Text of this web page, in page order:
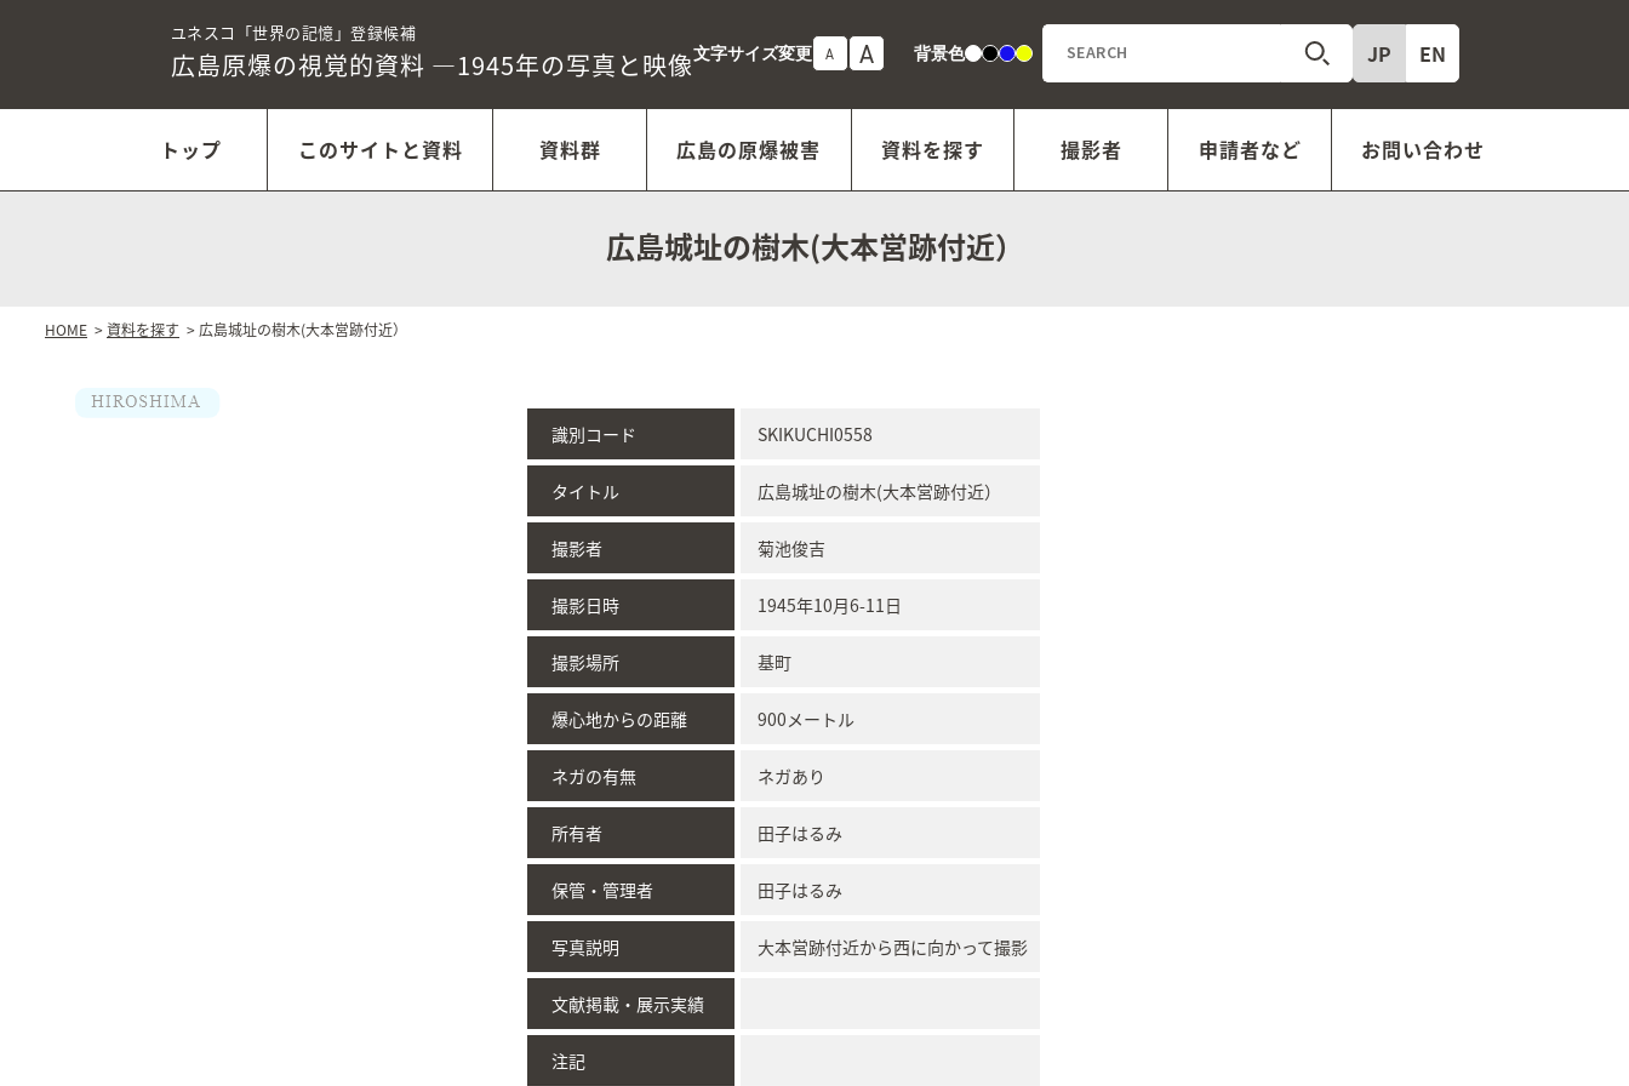
ユネスコ「世界の記憶」登録候補
広島原爆の視覚的資料 ―1945年の写真と映像文字サイズ変更 A A 背景色白黒青黄 EN
JP
トップ このサイトと資料 資料群 広島の原爆被害 資料を探す 撮影者 申請者など お問い合わせ
広島城址の樹木(大本営跡付近）
HOME >資料を探す > 広島城址の樹木(大本営跡付近）
識別コード SKIKUCHI0558
タイトル 広島城址の樹木(大本営跡付近）
撮影者 菊池俊吉
撮影日時 1945年10月6-11日
撮影場所 基町
爆心地からの距離 900メートル
ネガの有無 ネガあり
所有者 田子はるみ
保管・管理者 田子はるみ
写真説明 大本営跡付近から西に向かって撮影
文献掲載・展示実績
注記